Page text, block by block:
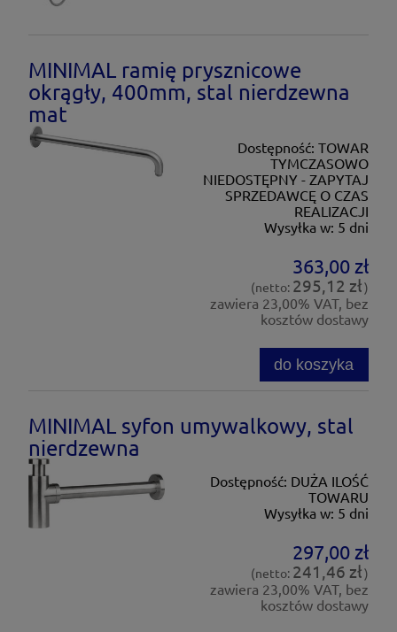
MINIMAL ramię prysznicowe
okrągły, 400mm, stal nierdzewna
mat
Dostępność: TOWAR
TYMCZASOWO
NIEDOSTĘPNY - ZAPYTAJ
SPRZEDAWCĘ O CZAS
REALIZACJI
Wysyłka w: 5 dni
363,00 zł
(netto: 295,12 zł)
zawiera 23,00% VAT, bez
kosztów dostawy
do koszyka
MINIMAL syfon umywalkowy, stal
nierdzewna
Dostępność: DUŻA ILOŚĆ
TOWARU
Wysyłka w: 5 dni
297,00 zł
(netto: 241,46 zł)
zawiera 23,00% VAT, bez
kosztów dostawy